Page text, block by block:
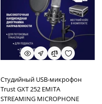
Студийный USB-микрофон
Trust GXT 252 EMITA
STREAMING MICROPHONE